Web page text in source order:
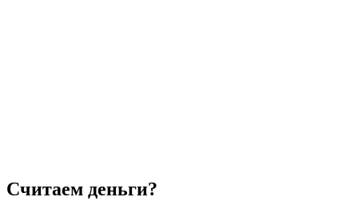
Считаем деньги?